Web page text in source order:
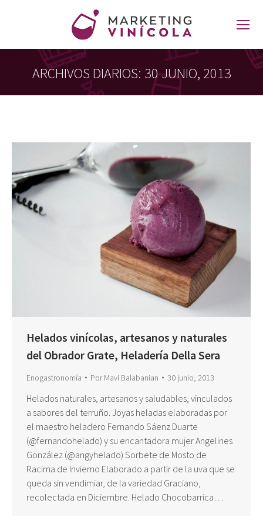
ARCHIVOS DIARIOS: 30 JUNIO, 2013
Estás aquí:
Helados vinícolas, artesanos y naturales
del Obrador Grate, Heladería Della Sera
Enogastronomía PorMavi Balabanian 30 junio, 2013
Helados naturales, artesanos y saludables, vinculados
a sabores del terruño. Joyas heladas elaboradas por
el maestro heladero Fernando Sáenz Duarte
(@fernandohelado) y su encantadora mujer Angelines
González (@angyhelado) Sorbete de Mosto de
Racima de Invierno Elaborado a partir de la uva que se
queda sin vendimiar, de la variedad Graciano,
recolectada en Diciembre. Helado Chocobarrica…